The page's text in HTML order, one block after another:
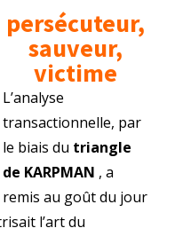
persécuteur,
sauveur,
victime
L’analyse
transactionnelle, par
le biais du triangle
de KARPMAN , a
remis au goût du jour
l’art du